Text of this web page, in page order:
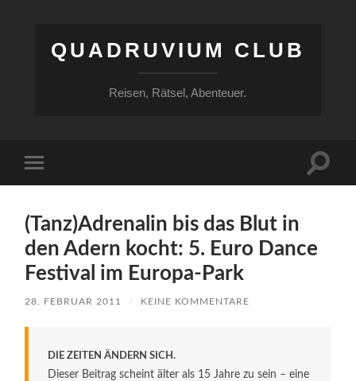
QUADRUVIUM CLUB
Reisen, Rätsel, Abenteuer.
Menü
(Tanz)Adrenalin bis das Blut in
den Adern kocht: 5. Euro Dance
Festival im Europa-Park
28. FEBRUAR 2011 / KEINE KOMMENTARE
DIE ZEITEN ÄNDERN SICH.
Dieser Beitrag scheint älter als 15 Jahre zu sein – eine